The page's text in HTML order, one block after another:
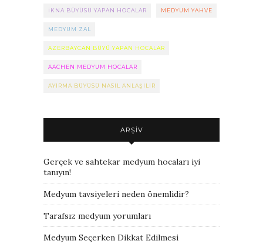
IKNA BÜYÜSÜ YAPAN HOCALAR MEDYUM YAHVE
MEDYUM ZAL
AZERBAYCAN BÜYÜ YAPAN HOCALAR
AACHEN MEDYUM HOCALAR
AYIRMA BÜYÜSÜ NASIL ANLAŞILIR
ARŞIV
Gerçek ve sahtekar medyum hocaları iyi
tanıyın!
Medyum tavsiyeleri neden önemlidir?
Tarafsız medyum yorumları
Medyum Seçerken Dikkat Edilmesi